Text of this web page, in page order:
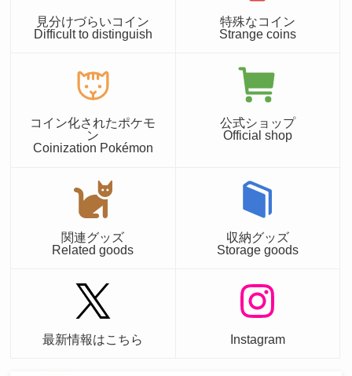
見分けづらいコイン
Difficult to distinguish
特殊なコイン
Strange coins
コイン化されたポケモ
ン
Coinization Pokémon
公式ショップ
Official shop
関連グッズ
Related goods
収納グッズ
Storage goods
最新情報はこちら Instagram